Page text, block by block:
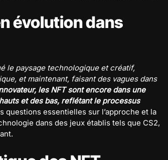
évolution dans
le paysage technologique et créatif,
et maintenant, faisant des vagues dans
les NFT sont encore dans une
et des bas, reflétant le processus
questions essentielles sur l’approche et la
dans des jeux établis tels que CS2,